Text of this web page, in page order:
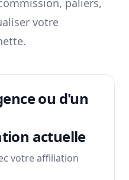
paliers,
votre
ou d'un
actuelle
votre affiliation